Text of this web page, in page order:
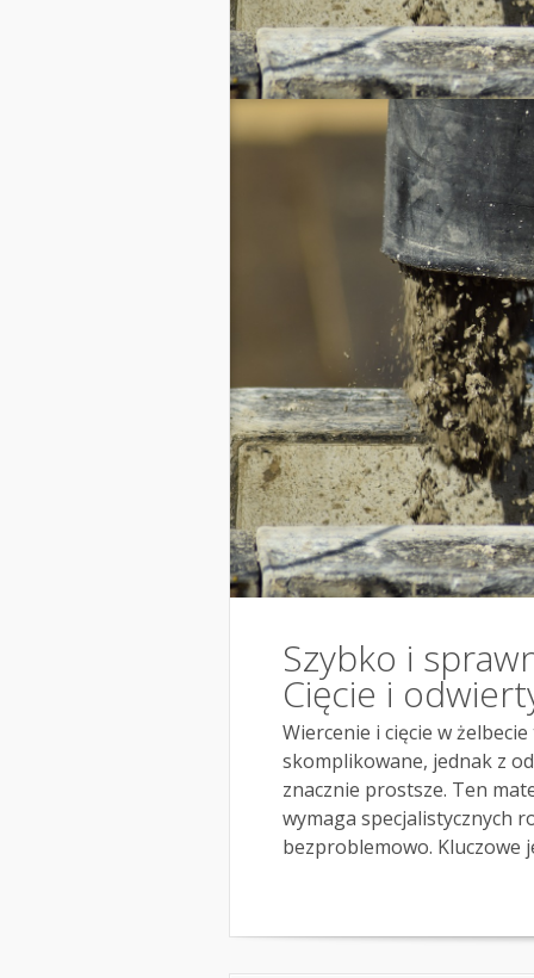
Szybko i
Cięcie i
Wiercenie i cięcie w
skomplikowane, jednak z
znacznie prostsze. Ten
wymaga specjalistycznych
bezproblemowo. Kluczowe